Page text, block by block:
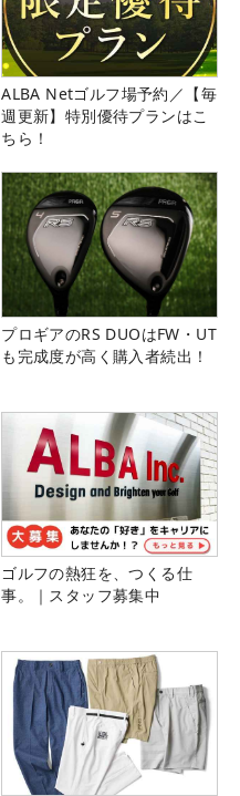
ALBA Netゴルフ場予約／【毎
週更新】特別優待プランはこ
ちら！
プロギアのRS DUOはFW・UT
も完成度が高く購入者続出！
ゴルフの熱狂を、つくる仕
事。｜スタッフ募集中